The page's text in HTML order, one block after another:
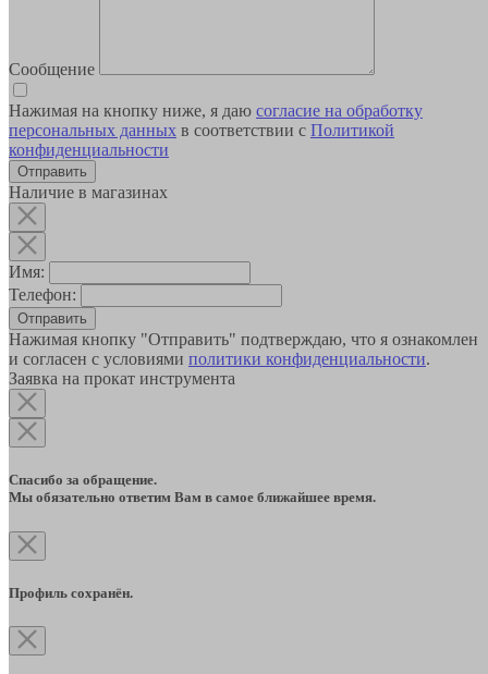
Сообщение
Нажимая на кнопку ниже, я даю согласие на обработку
персональных данных в соответствии с Политикой
конфиденциальности
Наличие в магазинах
Имя:
Телефон:
Отправить
Нажимая кнопку "Отправить" подтверждаю, что я ознакомлен
и согласен с условиями политики конфиденциальности.
Заявка на прокат инструмента
Спасибо за обращение.
Мы обязательно ответим Вам в самое ближайшее время.
Профиль сохранён.